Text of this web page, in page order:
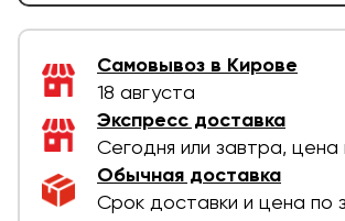
Самовывоз в Кирове
18 августа
Экспресс доставка
Сегодня или завтра, цена
Обычная доставка
Срок доставки и цена по